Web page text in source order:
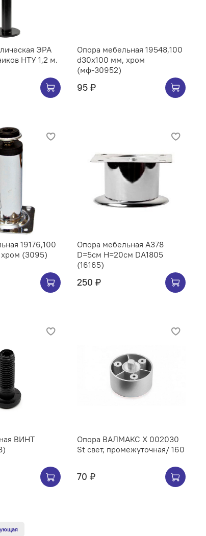
ЭРА
НТУ 1,2 м.
Опора мебельная 19548,100
d30x100 мм, хром
(мф-30952)
95 ₽
19176,100
(3095)
Опора мебельная A378
D=5см H=20см DA1805
(16165)
250 ₽
ВИНТ
Опора ВАЛМАКС X 002030
St свет, промежуточная/ 160
70 ₽